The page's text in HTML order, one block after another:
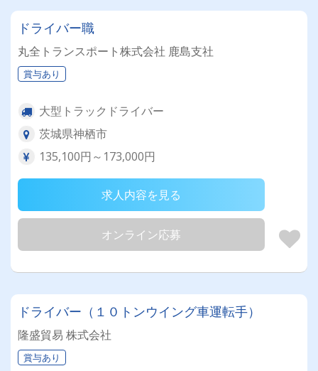
ドライバー職
丸全トランスポート株式会社 鹿島支社
賞与あり
大型トラックドライバー
茨城県神栖市
135,100円～173,000円
求人内容を見る
オンライン応募
ドライバー（１０トンウイング車運転手）
隆盛貿易 株式会社
賞与あり